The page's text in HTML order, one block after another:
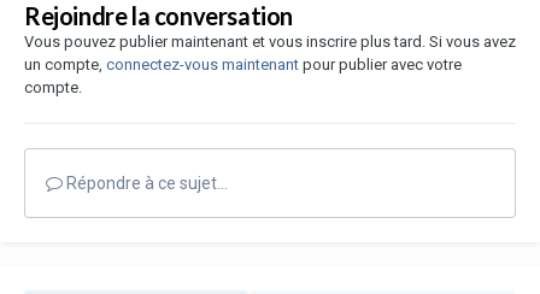
Rejoindre la conversation
Vous pouvez publier maintenant et vous inscrire plus tard. Si vous avez
un compte, connectez-vous maintenant pour publier avec votre
compte.
Répondre à ce sujet…